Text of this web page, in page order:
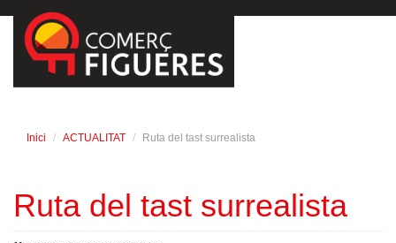
Inici ACTUALITAT Ruta del tast surrealista
Ruta del tast surrealista